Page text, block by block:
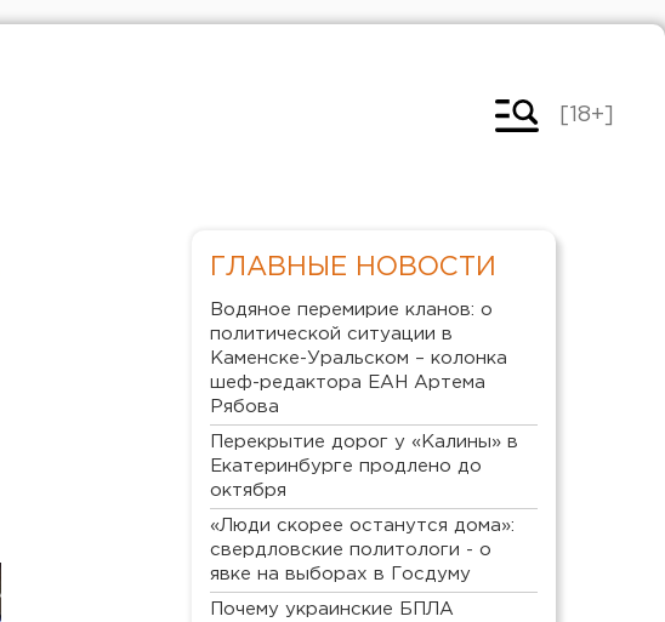
[18+]
ГЛАВНЫЕ НОВОСТИ
Водяное перемирие кланов: о
политической ситуации в
Каменске-Уральском – колонка
шеф-редактора ЕАН Артема
Рябова
Перекрытие дорог у «Калины» в
Екатеринбурге продлено до
октября
«Люди скорее останутся дома»:
свердловские политологи - о
явке на выборах в Госдуму
Почему украинские БПЛА